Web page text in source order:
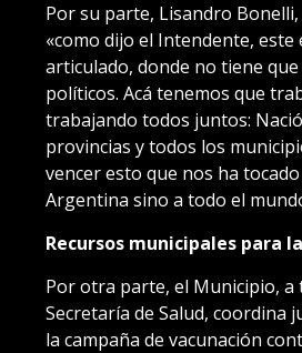
Por su parte, Lisandro
«como dijo el Intendente,
articulado, donde no tiene
políticos. Acá tenemos que
trabajando todos juntos:
provincias y todos los
vencer esto que nos ha
Argentina sino a todo el
Recursos municipales para
Por otra parte, el Municipio, a
Secretaría de Salud, coordina
la campaña de vacunación